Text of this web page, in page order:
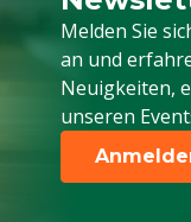
Melden Sie
an und
Neuigkeiten,
unseren